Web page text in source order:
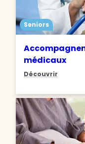
Seniors
médicaux
Découvrir